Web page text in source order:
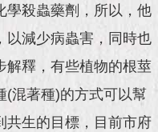
學殺蟲藥劑，所以，他
以減少病蟲害，同時也
解釋，有些植物的根莖
(混著種)的方式可以幫
共生的目標，目前市府